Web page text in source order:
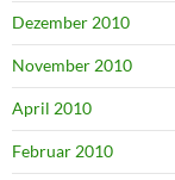
Dezember 2010
November 2010
April 2010
Februar 2010